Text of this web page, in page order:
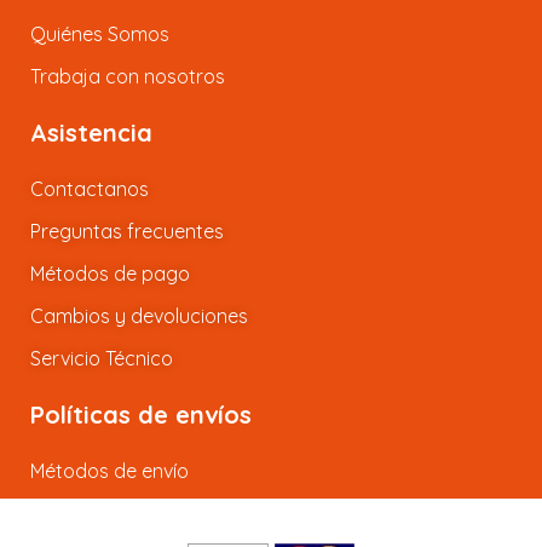
Quiénes Somos
Trabaja con nosotros
Asistencia
Contactanos
Preguntas frecuentes
Métodos de pago
Cambios y devoluciones
Servicio Técnico
Políticas de envíos
Métodos de envío